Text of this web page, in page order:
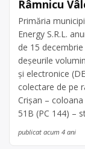
Râmnicu
Primăria
Energy S.R.L.
de 15
deşeurile
şi electronice
colectare de pe
Crişan –
51B (PC 144) –
publicat acum 4 ani